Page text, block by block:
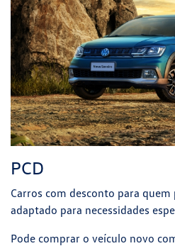
PCD
Carros com desconto para
adaptado para necessidades
Pode comprar o veículo novo